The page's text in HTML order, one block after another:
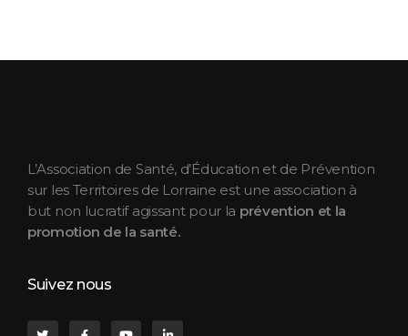
L’Association de Santé, d’Éducation et de Prévention
sur les Territoires de Lorraine est une association à
but non lucratif agissant pour la prévention et la
promotion de la santé.
Suivez nous